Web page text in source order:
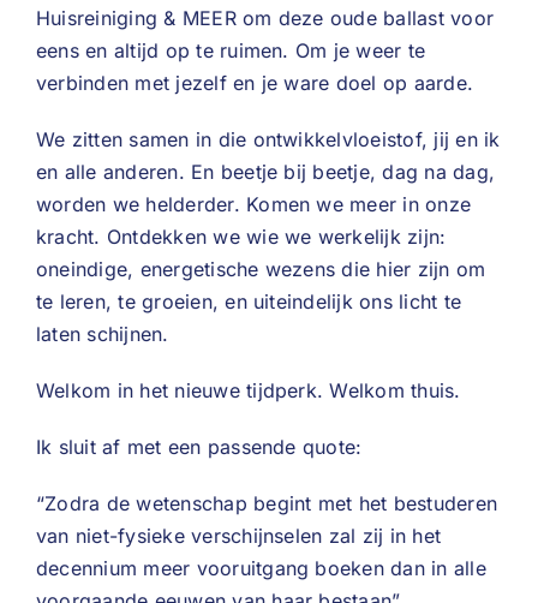
Huisreiniging & MEER om deze oude ballast voor
eens en altijd op te ruimen. Om je weer te
verbinden met jezelf en je ware doel op aarde.
We zitten samen in die ontwikkelvloeistof, jij en ik
en alle anderen. En beetje bij beetje, dag na dag,
worden we helderder. Komen we meer in onze
kracht. Ontdekken we wie we werkelijk zijn:
oneindige, energetische wezens die hier zijn om
te leren, te groeien, en uiteindelijk ons licht te
laten schijnen.
Welkom in het nieuwe tijdperk. Welkom thuis.
Ik sluit af met een passende quote:
“Zodra de wetenschap begint met het bestuderen
van niet-fysieke verschijnselen zal zij in het
decennium meer vooruitgang boeken dan in alle